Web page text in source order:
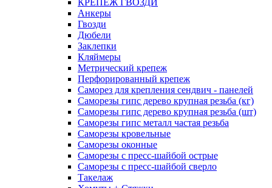
КРЕПЕЖ ГВОЗДИ
Анкеры
Гвозди
Дюбели
Заклепки
Кляймеры
Метрический крепеж
Перфорированный крепеж
Саморез для крепления сендвич - панелей
Саморезы гипс дерево крупная резьба (кг)
Саморезы гипс дерево крупная резьба (шт)
Саморезы гипс металл частая резьба
Саморезы кровельные
Саморезы оконные
Саморезы с пресс-шайбой острые
Саморезы с пресс-шайбой сверло
Такелаж